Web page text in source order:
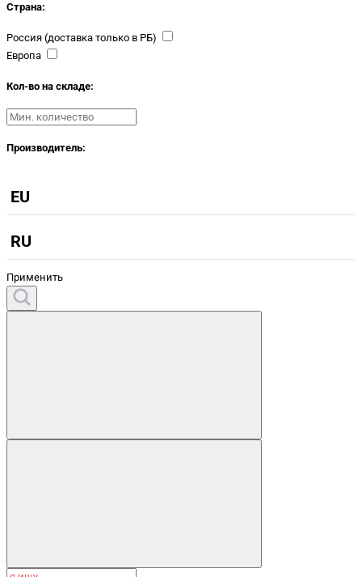
Страна:
Россия (доставка только в РБ)
Европа
Кол-во на складе:
Производитель:
EU
RU
Применить